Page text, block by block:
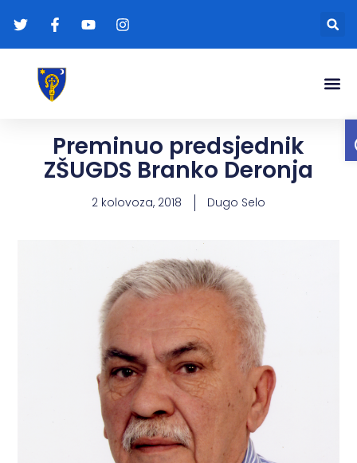
Preminuo predsjednik
ZŠUGDS Branko Deronja
2 kolovoza, 2018 Dugo Selo